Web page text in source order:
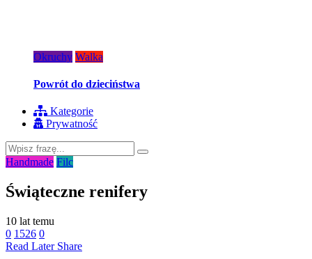
Okruchy Walka
Powrót do dzieciństwa
Kategorie
Prywatność
Handmade Filc
Świąteczne renifery
10 lat temu
0 1526 0
Read Later Share